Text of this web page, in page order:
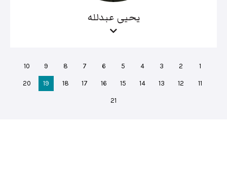
يحيى عبدلله
1
2
3
4
5
6
7
8
9
10
11
12
13
14
15
16
17
18
19
20
21